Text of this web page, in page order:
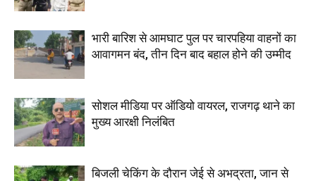
भारी बारिश से आमघाट पुल पर चारपहिया वाहनों का
आवागमन बंद, तीन दिन बाद बहाल होने की उम्मीद
सोशल मीडिया पर ऑडियो वायरल, राजगढ़ थाने का
मुख्य आरक्षी निलंबित
बिजली चेकिंग के दौरान जेई से अभद्रता, जान से